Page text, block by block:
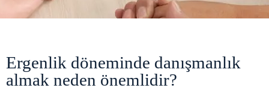
Ergenlik döneminde danışmanlık
almak neden önemlidir?